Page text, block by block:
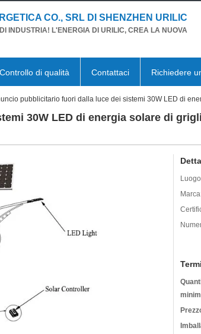
CO., SRL DI SHENZHEN URILIC
INDUSTRIA! L'ENERGIA DI URILIC, CREA LA NUOVA
Controllo di qualità Contattaci Richiedere
pubblicitario fuori dalla luce dei sistemi 30W LED di
30W LED di energia solare di